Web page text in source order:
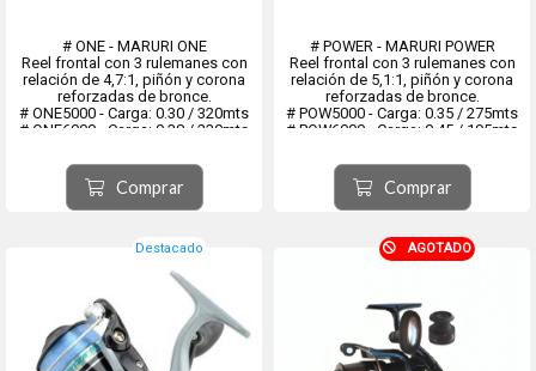
# ONE - MARURI ONE
Reel frontal con 3 rulemanes con
relación de 4,7:1, piñón y corona
reforzadas de bronce.
# ONE5000 - Carga: 0.30 / 320mts
# ONE6000 - Carga: 0.38 / 230mts
Comprar
# POWER - MARURI POWER
Reel frontal con 3 rulemanes con
relación de 5,1:1, piñón y corona
reforzadas de bronce.
# POW5000 - Carga: 0.35 / 275mts
# POW6000 - Carga: 0.45 / 195mts
Comprar
Destacado AGOTADO